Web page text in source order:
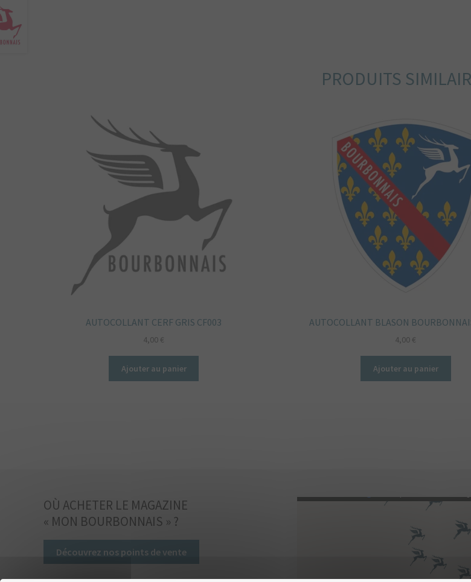
PRODUITS
AUTOCOLLANT CERF GRIS CF003
4,00 €
Ajouter au panier
AUTOCOLLANT BLASON
4,00 €
Ajouter au panier
OÙ ACHETER LE MAGAZINE
« MON BOURBONNAIS » ?
Découvrez nos points de vente